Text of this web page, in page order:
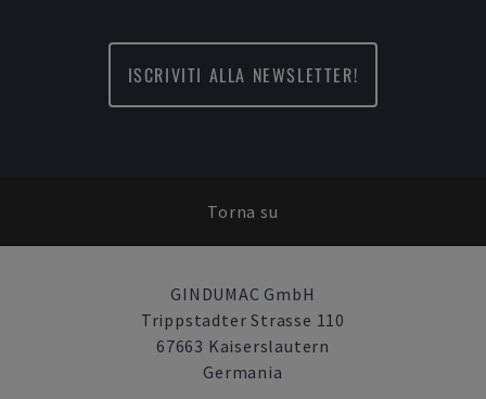
ISCRIVITI ALLA NEWSLETTER!
Torna su
GINDUMAC GmbH
Trippstadter Strasse 110
67663 Kaiserslautern
Germania